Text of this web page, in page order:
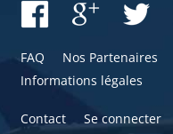
FAQ Nos Partenaires
Informations légales
Contact Se connecter